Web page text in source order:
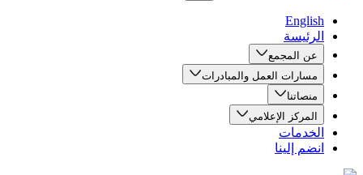
English
الرئيسة
عن المجمع
مسارات العمل والمبادرات
منصاتنا
المركز الإعلامي
الخدمات
انضم إلينا